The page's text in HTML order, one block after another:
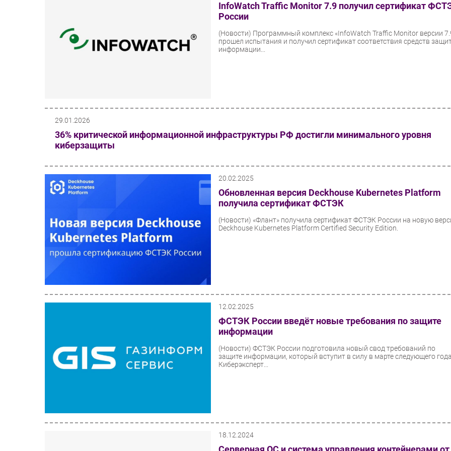
InfoWatch Traffic Monitor 7.9 получил сертификат
России
(Новости) Программный комплекс «InfoWatch Traffic Monitor версии
прошел испытания и получил сертификат соответствия средств
информации...
29.01.2026
36% критической информационной инфраструктуры РФ достигли минимального уровня
киберзащиты
20.02.2025
Обновленная версия Deckhouse Kubernetes Platform
получила сертификат ФСТЭК
(Новости) «Флант» получила сертификат ФСТЭК России на новую
Deckhouse Kubernetes Platform Certified Security Edition.
12.02.2025
ФСТЭК России введёт новые требования по защите
информации
(Новости)ФСТЭК России подготовила новый свод требований по
защите информации, который вступит в силу в марте следующего года.
Киберэксперт...
18.12.2024